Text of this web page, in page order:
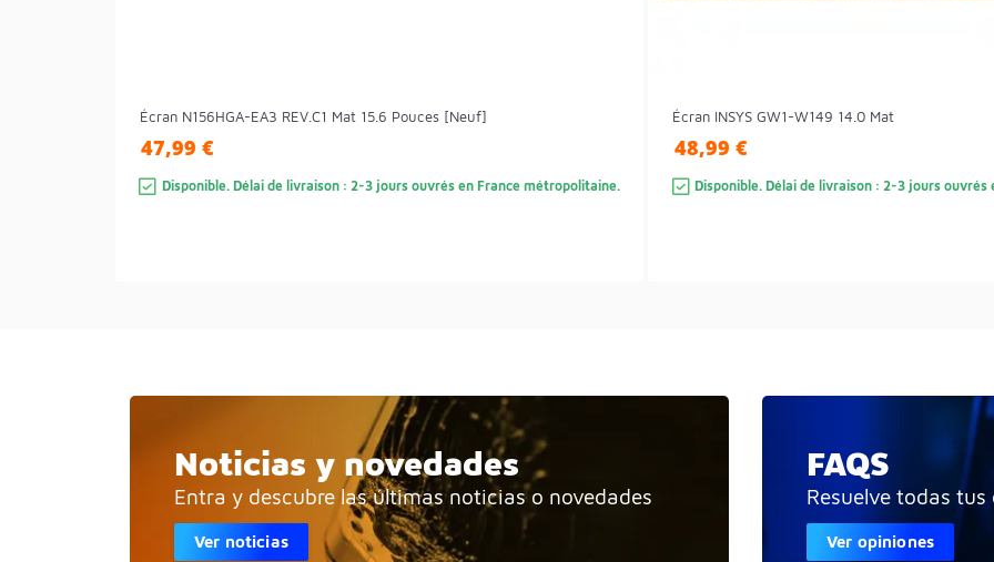
Écran N156HGA-EA3 REV.C1 Mat 15.6 Pouces [Neuf]
47,99 €
Disponible. Délai de livraison : 2-3 jours ouvrés en France métropolitaine.
Écran INSYS GW1-W149 14.0 Mat
48,99 €
Disponible. Délai de livraison : 2-3 jours
Noticias y novedades
Entra y descubre las últimas noticias o novedades
Ver noticias
FAQS
Resuelve todas tus
Ver opiniones